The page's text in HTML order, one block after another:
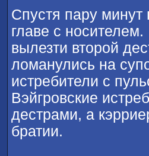
Спустя пару минут
главе с
вылезти второй
ломанулись на
истребители с
Вэйгровские
дестрами, а
братии.